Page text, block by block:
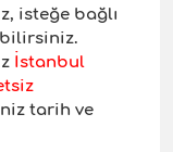
isteğe bağlı
İstanbul
tarih ve